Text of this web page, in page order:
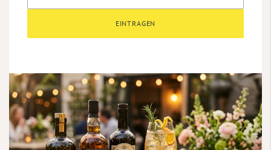
EINTRAGEN